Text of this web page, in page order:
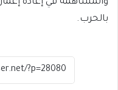
بالحرب.